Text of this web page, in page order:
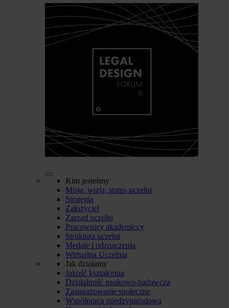
Kim jesteśmy
Misja, wizja, status uczelni
Strategia
Założyciel
Zarząd uczelni
Pracownicy akademiccy
Struktura uczelni
Medale i odznaczenia
Wirtualna Uczelnia
Jak działamy
Jakość kształcenia
Działalność naukowo-badawcza
Zaangażowanie społeczne
Współpraca międzynarodowa